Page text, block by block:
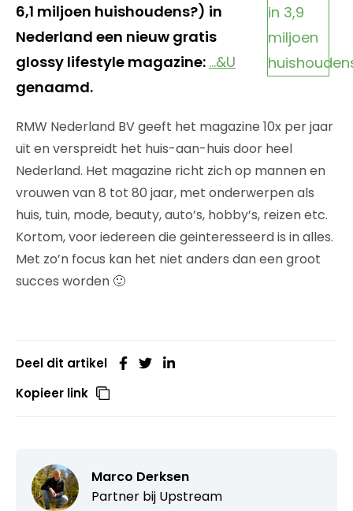
6,1 miljoen huishoudens?) in
Nederland een nieuw gratis
glossy lifestyle magazine: …&U
genaamd.
RMW Nederland BV geeft het magazine 10x per jaar
uit en verspreidt het huis-aan-huis door heel
Nederland. Het magazine richt zich op mannen en
vrouwen van 8 tot 80 jaar, met onderwerpen als
huis, tuin, mode, beauty, auto’s, hobby’s, reizen etc.
Kortom, voor iedereen die geinteresseerd is in alles.
Met zo’n focus kan het niet anders dan een groot
succes worden 🙂
Deel dit artikel
Kopieer link
Marco Derksen
Partner bij Upstream